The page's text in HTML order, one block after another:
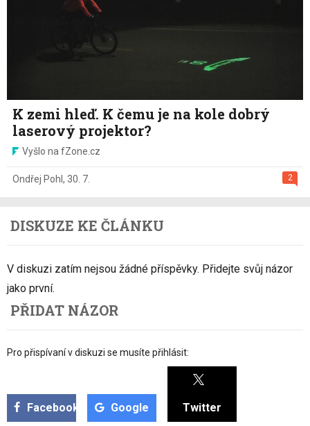
K zemi hleď. K čemu je na kole dobrý
laserový projektor?
Vyšlo na fZone.cz
2
Ondřej Pohl , 30. 7.
DISKUZE KE ČLÁNKU
V diskuzi zatím nejsou žádné příspěvky. Přidejte svůj názor
jako první.
PŘIDAT NÁZOR
Pro přispívaní v diskuzi se musíte přihlásit:
Facebook Google Twitter